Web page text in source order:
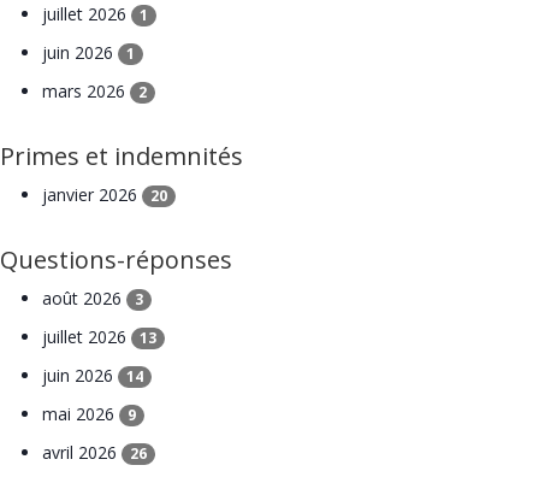
juillet 2026 1
juin 2026 1
mars 2026 2
Primes et indemnités
janvier 2026 20
Questions-réponses
août 2026 3
juillet 2026 13
juin 2026 14
mai 2026 9
avril 2026 26